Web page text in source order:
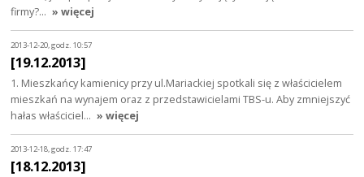
firmy?… » więcej
2013-12-20, godz. 10:57
[19.12.2013]
1. Mieszkańcy kamienicy przy ul.Mariackiej spotkali się z właścicielem
mieszkań na wynajem oraz z przedstawicielami TBS-u. Aby zmniejszyć
hałas właściciel… » więcej
2013-12-18, godz. 17:47
[18.12.2013]